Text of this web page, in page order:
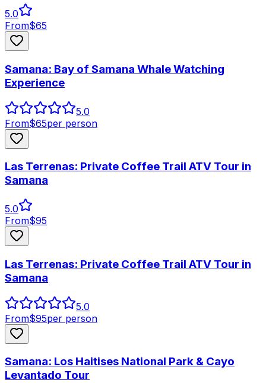
5.0
From$65
Samana: Bay of Samana Whale Watching
Experience
5.0
From$65per person
Las Terrenas: Private Coffee Trail ATV Tour in
Samana
5.0
From$95
Las Terrenas: Private Coffee Trail ATV Tour in
Samana
5.0
From$95per person
Samana: Los Haitises National Park & Cayo
Levantado Tour